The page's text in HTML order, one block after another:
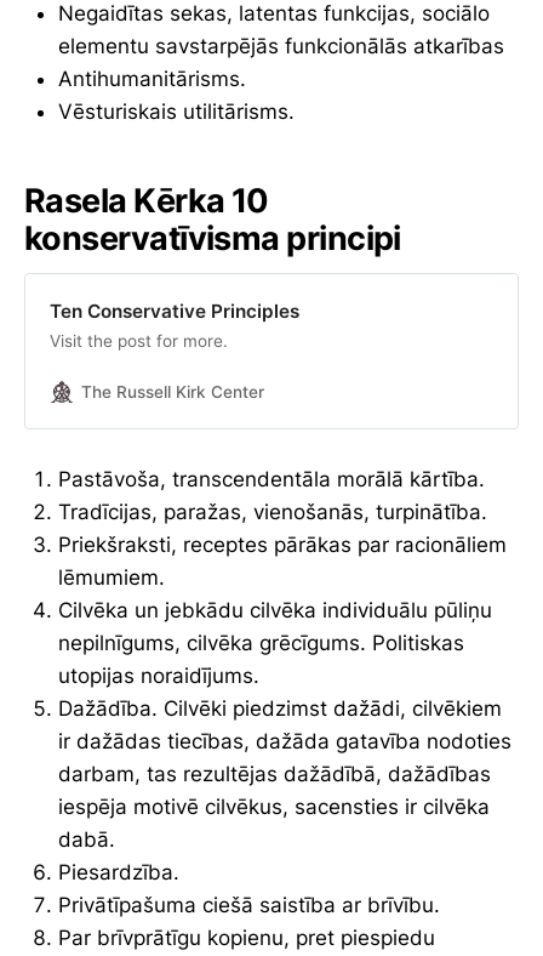
Negaidītas sekas, latentas funkcijas, sociālo
elementu savstarpējās funkcionālās atkarības
Antihumanitārisms.
Vēsturiskais utilitārisms.
Rasela Kērka 10
konservatīvisma principi
Ten Conservative Principles
Visit the post for more.
The Russell Kirk Center
Pastāvoša, transcendentāla morālā kārtība.
Tradīcijas, paražas, vienošanās, turpinātība.
Priekšraksti, receptes pārākas par racionāliem
lēmumiem.
Cilvēka un jebkādu cilvēka individuālu pūliņu
nepilnīgums, cilvēka grēcīgums. Politiskas
utopijas noraidījums.
Dažādība. Cilvēki piedzimst dažādi, cilvēkiem
ir dažādas tiecības, dažāda gatavība nodoties
darbam, tas rezultējas dažādībā, dažādības
iespēja motivē cilvēkus, sacensties ir cilvēka
dabā.
Piesardzība.
Privātīpašuma ciešā saistība ar brīvību.
Par brīvprātīgu kopienu, pret piespiedu